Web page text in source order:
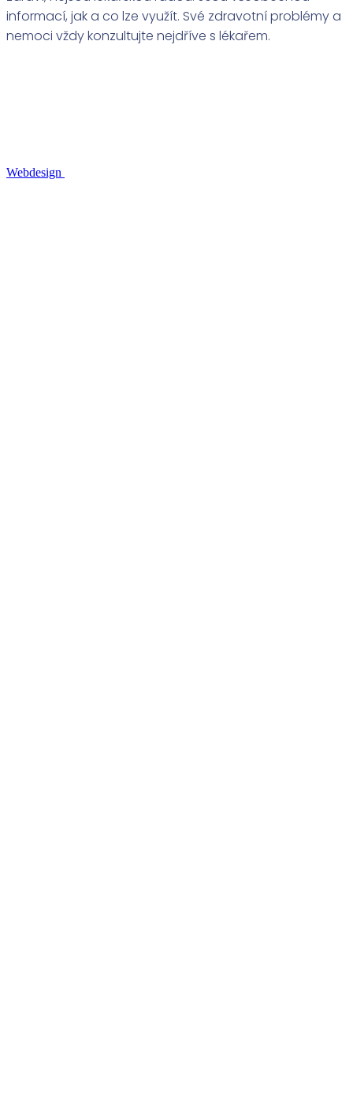
informací, jak a co lze využít. Své zdravotní problémy a
nemoci vždy konzultujte nejdříve s lékařem.
Webdesign